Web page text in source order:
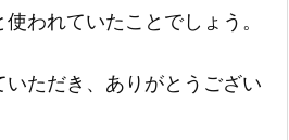
われていたことでしょう。
ただき、ありがとうござい